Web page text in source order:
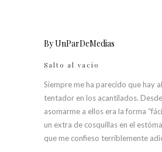
ByUnParDeMedias
Salto al vacío
Siempre me ha parecido que hay
tentador en los acantilados.
asomarme a ellos era la forma
un extra de cosquillas en el
que me confieso terriblemente